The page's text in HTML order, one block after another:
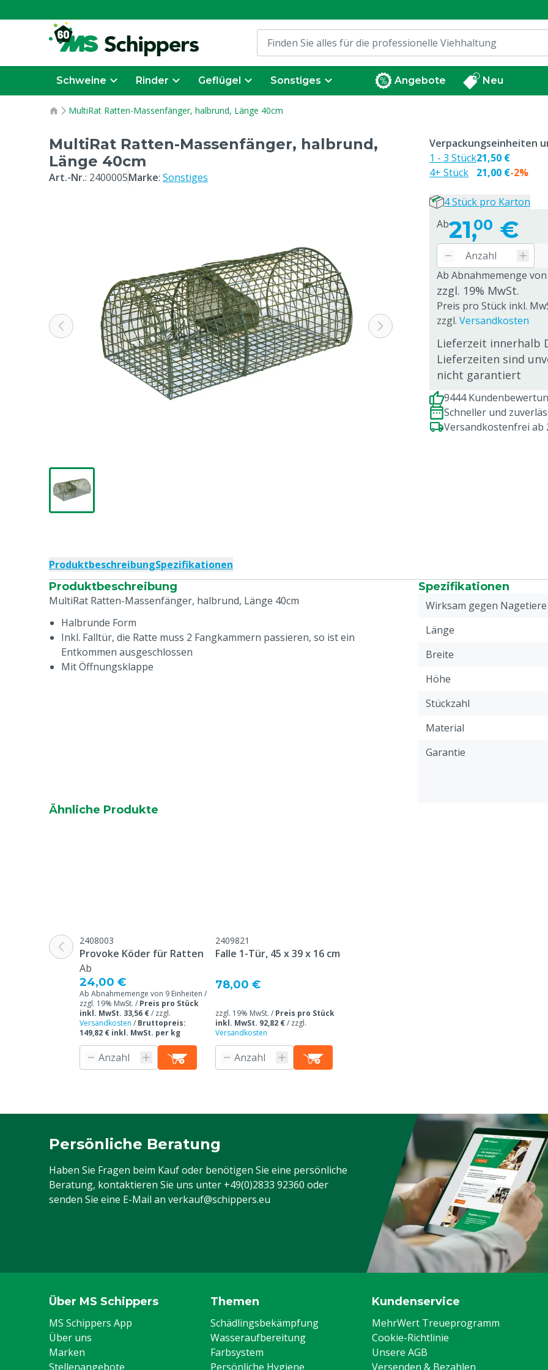
Schweine Rinder Geflügel Sonstiges Angebote Neu
MultiRat Ratten-Massenfänger, halbrund, Länge 40cm
MultiRat Ratten-Massenfänger, halbrund,
Länge 40cm
Art.-Nr.: 2400005Marke: Sonstiges
Ab21,00 €
Ab Abnahmemenge von
zzgl. 19% MwSt.
Preis pro Stück inkl.
zzgl. Versandkosten
Lieferzeit innerhalb
Lieferzeiten sind
nicht garantiert
Verpackungseinheiten
1 - 3 Stück
4+ Stück
21,50 €
21,00 €-2%
4 Stück pro Karton
9444
Schneller und
Versandkostenfrei ab
ProduktbeschreibungSpezifikationen
Produktbeschreibung
MultiRat Ratten-Massenfänger, halbrund, Länge 40cm
Halbrunde Form
Inkl. Falltür, die Ratte muss 2 Fangkammern passieren, so ist ein
Entkommen ausgeschlossen
Mit Öffnungsklappe
Spezifikationen
Wirksam gegen Nagetiere
Länge
Breite
Höhe
Stückzahl
Material
Garantie
Ähnliche Produkte
2408003
Provoke Köder für Ratten
Ab
24,00 €
Ab Abnahmemenge von 9 Einheiten /
zzgl. 19% MwSt. / Preis pro Stück
inkl. MwSt. 33,56 €/ zzgl.
Versandkosten / Bruttopreis:
149,82 € inkl. MwSt. per kg
2409821
Falle 1-Tür, 45 x 39 x 16 cm
78,00 €
zzgl. 19% MwSt. / Preis pro Stück
inkl. MwSt. 92,82 €/ zzgl.
Versandkosten
Persönliche Beratung
Haben Sie Fragen beim Kauf oder benötigen Sie eine persönliche
Beratung, kontaktieren Sie uns unter +49(0)2833 92360 oder
senden Sie eine E-Mail an verkauf@schippers.eu
Über MS Schippers
MS Schippers App
Über uns
Marken
Stellenangebote
Themen
Schädlingsbekämpfung
Wasseraufbereitung
Farbsystem
Persönliche Hygiene
Kundenservice
MehrWert Treueprogramm
Cookie-Richtlinie
Unsere AGB
Versenden & Bezahlen